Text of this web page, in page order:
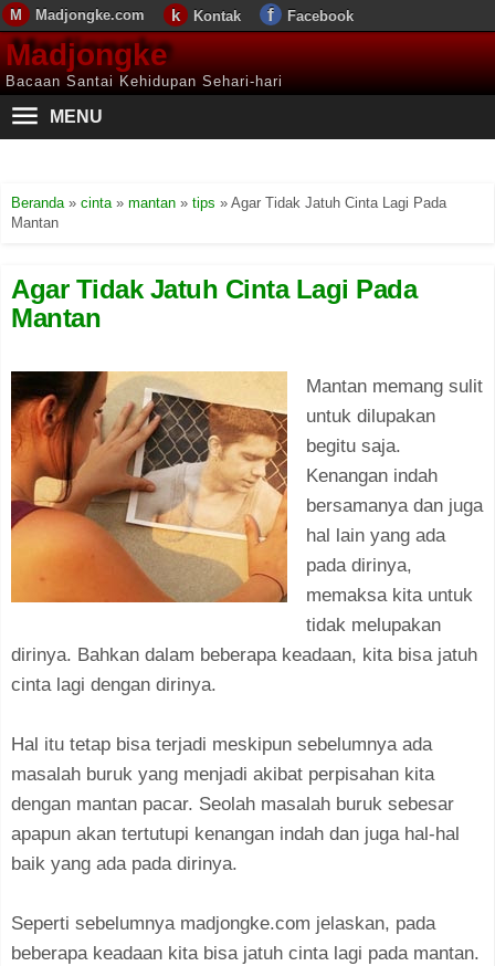
Madjongke.com Kontak Facebook
Madjongke
Bacaan Santai Kehidupan Sehari-hari
MENU
Beranda» cinta» mantan » tips » Agar Tidak Jatuh Cinta Lagi Pada
Mantan
Agar Tidak Jatuh Cinta Lagi Pada
Mantan
Mantan memang sulit
untuk dilupakan
begitu saja.
Kenangan indah
bersamanya dan juga
hal lain yang ada
pada dirinya,
memaksa kita untuk
tidak melupakan
dirinya. Bahkan dalam beberapa keadaan, kita bisa jatuh
cinta lagi dengan dirinya.
Hal itu tetap bisa terjadi meskipun sebelumnya ada
masalah buruk yang menjadi akibat perpisahan kita
dengan mantan pacar. Seolah masalah buruk sebesar
apapun akan tertutupi kenangan indah dan juga hal-hal
baik yang ada pada dirinya.
Seperti sebelumnya madjongke.com jelaskan, pada
beberapa keadaan kita bisa jatuh cinta lagi pada mantan.